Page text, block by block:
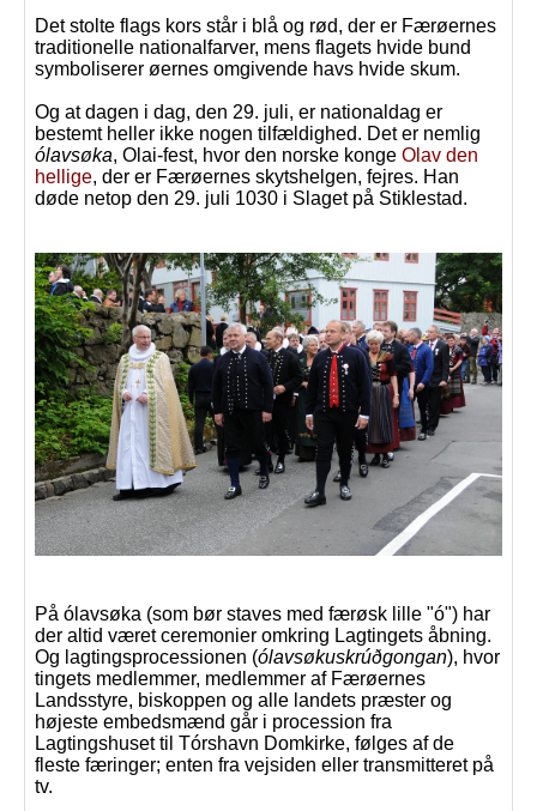
Det stolte flags kors står i blå og rød, der er Færøernes
traditionelle nationalfarver, mens flagets hvide bund
symboliserer øernes omgivende havs hvide skum.
Og at dagen i dag, den 29. juli, er nationaldag er
bestemt heller ikke nogen tilfældighed. Det er nemlig
ólavsøka, Olai-fest, hvor den norske konge Olav den
hellige, der er Færøernes skytshelgen, fejres. Han
døde netop den 29. juli 1030 i Slaget på Stiklestad.
På ólavsøka (som bør staves med færøsk lille "ó") har
der altid været ceremonier omkring Lagtingets åbning.
Og lagtingsprocessionen (ólavsøkuskrúðgongan), hvor
tingets medlemmer, medlemmer af Færøernes
Landsstyre, biskoppen og alle landets præster og
højeste embedsmænd går i procession fra
Lagtingshuset til Tórshavn Domkirke, følges af de
fleste færinger; enten fra vejsiden eller transmitteret på
tv.